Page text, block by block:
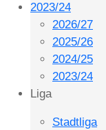
2023/24
2026/27
2025/26
2024/25
2023/24
Liga
Stadtliga